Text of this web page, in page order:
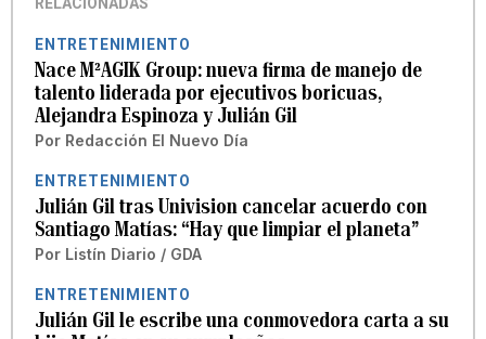
ENTRETENIMIENTO
Nace M²AGIK Group: nueva firma de manejo de
talento liderada por ejecutivos boricuas,
Alejandra Espinoza y Julián Gil
Por Redacción El Nuevo Día
ENTRETENIMIENTO
Julián Gil tras Univision cancelar acuerdo con
Santiago Matías: “Hay que limpiar el planeta”
Por Listín Diario / GDA
ENTRETENIMIENTO
Julián Gil le escribe una conmovedora carta a su